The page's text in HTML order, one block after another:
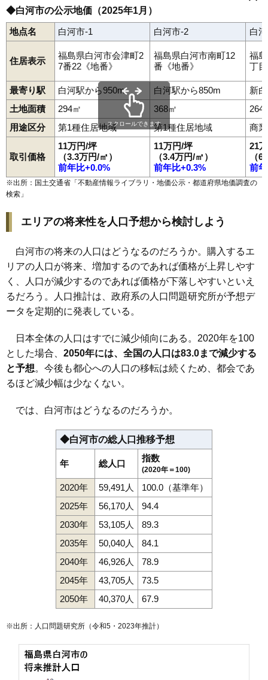
87 瀬戸原 3.3万円
88 本沼 259万円 -14.4%
白坂 3.2万円 277万円 -14.2%
十文字 657万円 -6.6%
91 弥次郎窪 2.9万円 413万円 -13.2%
92 大信町屋 2.9万円 -12.4%
93 池下 2.9万円 747万円 -11.9%
94 東釜子 2.6万円 291万円 -15.7%
95 関辺 255万円 -16.3%
飯沢山 416万円 -9.6%
97
99 南湖 2.3万円 681万円
表郷番沢 1.7万円 167万円 -27.8%
102 東蕪内 1.5万円 52万円 -34.0%
103 大信中新城 1.4万円 180万円 -31.8%
104 大信下小屋 1.4万円
106 旗宿 1.2万円 131万円 -38.6%
107 大信下新城 1.2万円 685万円 -16.8%
108 表郷八幡 0.9万円
◆白河市の公示地価（2025年1月）
地点名 白河市-1 白河市-2 白
住居表示
福島県白河市会津町2
7番22《地番》
福島県白河市南町12
番《地番》
福
丁
最寄り駅 白河駅から950m 白河駅から850m
新
土地面積
294㎡ 368㎡
264
用途区分
第1種住居地域 第1種住居地域 商
取引価格
11万円/坪
（3.3万円/㎡）
前年比+0.0%
11万円/坪
（3.4万円/㎡）
前年比+0.3%
21
（
前
スクロールできます
※出所：国土交通省「不動産情報ライブラリ・地価公示・都道府県地価調査の
検索 」
エリアの将来性を人口予想から検討しよう
白河市の将来の人口はどうなるのだろうか。購入するエ
リアの人口が将来、増加するのであれば価格が上昇しやす
く、人口が減少するのであれば価格が下落しやすいといえ
るだろう。人口推計は、政府系の人口問題研究所が予想デ
ータを定期的に発表している。
日本全体の人口はすでに減少傾向にある。2020年を100
とした場合、 2050年には、全国の人口は83.0まで減少する
と予想。今後も都心への人口の移転は続くため、都会であ
るほど減少幅は少なくない。
では、白河市はどうなるのだろうか。
◆白河市の総人口推移予想
年 総人口
指数
(2020年＝100)
2020年 59,491人
100.0（基準年）
2025年
56,170人
94.4
2030年
53,105人
89.3
2035年
50,040人
84.1
2040年
46,926人
78.9
2045年
43,705人
73.5
2050年
40,370人 67.9
※出所：人口問題研究所（令和5・2023年推計）
束前町大大工町大信下小屋大信下新城
手代町
寺小路天神町 中島中田 中野山
中山南南湖西大沼西三坂西三坂山旗宿八竜神葉ノ木平
豊年松並 真舟みさか道東南登り町 南真舟向新蔵 巡り矢本沼
文珠山
弥次郎窪結城横町 米村道北北堀川端
白坂駅白河駅久田野駅